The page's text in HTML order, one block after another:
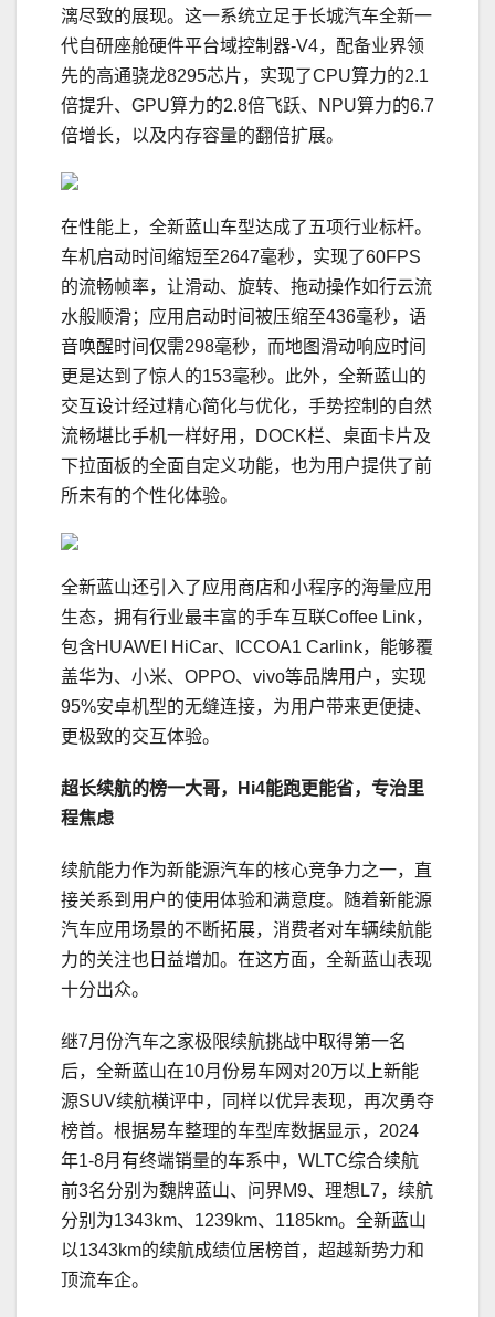
漓尽致的展现。这一系统立足于长城汽车全新一
代自研座舱硬件平台域控制器-V4，配备业界领
先的高通骁龙8295芯片，实现了CPU算力的2.1
倍提升、GPU算力的2.8倍飞跃、NPU算力的6.7
倍增长，以及内存容量的翻倍扩展。
在性能上，全新蓝山车型达成了五项行业标杆。
车机启动时间缩短至2647毫秒，实现了60FPS
的流畅帧率，让滑动、旋转、拖动操作如行云流
水般顺滑；应用启动时间被压缩至436毫秒，语
音唤醒时间仅需298毫秒，而地图滑动响应时间
更是达到了惊人的153毫秒。此外，全新蓝山的
交互设计经过精心简化与优化，手势控制的自然
流畅堪比手机一样好用，DOCK栏、桌面卡片及
下拉面板的全面自定义功能，也为用户提供了前
所未有的个性化体验。
全新蓝山还引入了应用商店和小程序的海量应用
生态，拥有行业最丰富的手车互联Coffee Link，
包含HUAWEI HiCar、ICCOA1 Carlink，能够覆
盖华为、小米、OPPO、vivo等品牌用户，实现
95%安卓机型的无缝连接，为用户带来更便捷、
更极致的交互体验。
超长续航的榜一大哥，Hi4能跑更能省，专治里
程焦虑
续航能力作为新能源汽车的核心竞争力之一，直
接关系到用户的使用体验和满意度。随着新能源
汽车应用场景的不断拓展，消费者对车辆续航能
力的关注也日益增加。在这方面，全新蓝山表现
十分出众。
继7月份汽车之家极限续航挑战中取得第一名
后，全新蓝山在10月份易车网对20万以上新能
源SUV续航横评中，同样以优异表现，再次勇夺
榜首。根据易车整理的车型库数据显示，2024
年1-8月有终端销量的车系中，WLTC综合续航
前3名分别为魏牌蓝山、问界M9、理想L7，续航
分别为1343km、1239km、1185km。全新蓝山
以1343km的续航成绩位居榜首，超越新势力和
顶流车企。